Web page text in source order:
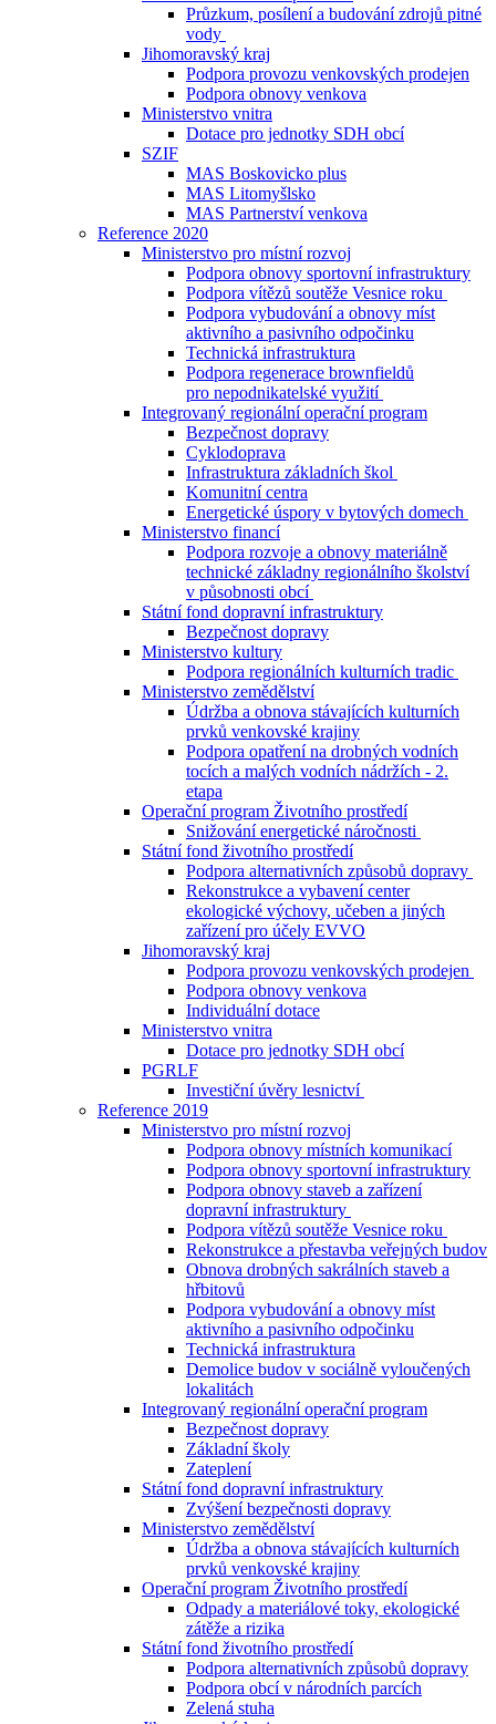
Průzkum, posílení a budování zdrojů pitné
vody
Jihomoravský kraj
Podpora provozu venkovských prodejen
Podpora obnovy venkova
Ministerstvo vnitra
Dotace pro jednotky SDH obcí
SZIF
MAS Boskovicko plus
MAS Litomyšlsko
MAS Partnerství venkova
Reference 2020
Ministerstvo pro místní rozvoj
Podpora obnovy sportovní infrastruktury
Podpora vítězů soutěže Vesnice roku
Podpora vybudování a obnovy míst
aktivního a pasivního odpočinku
Technická infrastruktura
Podpora regenerace brownfieldů
pro nepodnikatelské využití
Integrovaný regionální operační program
Bezpečnost dopravy
Cyklodoprava
Infrastruktura základních škol
Komunitní centra
Energetické úspory v bytových domech
Ministerstvo financí
Podpora rozvoje a obnovy materiálně
technické základny regionálního školství
v působnosti obcí
Státní fond dopravní infrastruktury
Bezpečnost dopravy
Ministerstvo kultury
Podpora regionálních kulturních tradic
Ministerstvo zemědělství
Údržba a obnova stávajících kulturních
prvků venkovské krajiny
Podpora opatření na drobných vodních
tocích a malých vodních nádržích - 2.
etapa
Operační program Životního prostředí
Snižování energetické náročnosti
Státní fond životního prostředí
Podpora alternativních způsobů dopravy
Rekonstrukce a vybavení center
ekologické výchovy, učeben a jiných
zařízení pro účely EVVO
Jihomoravský kraj
Podpora provozu venkovských prodejen
Podpora obnovy venkova
Individuální dotace
Ministerstvo vnitra
Dotace pro jednotky SDH obcí
PGRLF
Investiční úvěry lesnictví
Reference 2019
Ministerstvo pro místní rozvoj
Podpora obnovy místních komunikací
Podpora obnovy sportovní infrastruktury
Podpora obnovy staveb a zařízení
dopravní infrastruktury
Podpora vítězů soutěže Vesnice roku
Rekonstrukce a přestavba veřejných budov
Obnova drobných sakrálních staveb a
hřbitovů
Podpora vybudování a obnovy míst
aktivního a pasivního odpočinku
Technická infrastruktura
Demolice budov v sociálně vyloučených
lokalitách
Integrovaný regionální operační program
Bezpečnost dopravy
Základní školy
Zateplení
Státní fond dopravní infrastruktury
Zvýšení bezpečnosti dopravy
Ministerstvo zemědělství
Údržba a obnova stávajících kulturních
prvků venkovské krajiny
Operační program Životního prostředí
Odpady a materiálové toky, ekologické
zátěže a rizika
Státní fond životního prostředí
Podpora alternativních způsobů dopravy
Podpora obcí v národních parcích
Zelená stuha